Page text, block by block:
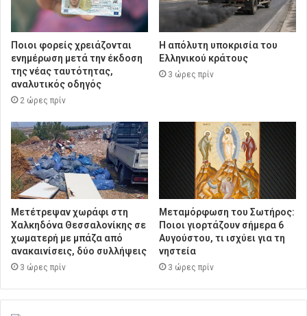
Ποιοι φορείς χρειάζονται
ενημέρωση μετά την έκδοση
της νέας ταυτότητας,
αναλυτικός οδηγός
2 ώρες πρίν
Η απόλυτη υποκρισία του
Ελληνικού κράτους
3 ώρες πρίν
Μετέτρεψαν χωράφι στη
Χαλκηδόνα Θεσσαλονίκης σε
χωματερή με μπάζα από
ανακαινίσεις, δύο συλλήψεις
3 ώρες πρίν
Μεταμόρφωση του Σωτήρος:
Ποιοι γιορτάζουν σήμερα 6
Αυγούστου, τι ισχύει για τη
νηστεία
3 ώρες πρίν